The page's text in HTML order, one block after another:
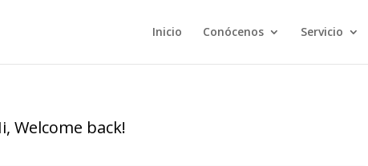
Inicio Conócenos Servicio
Welcome back!